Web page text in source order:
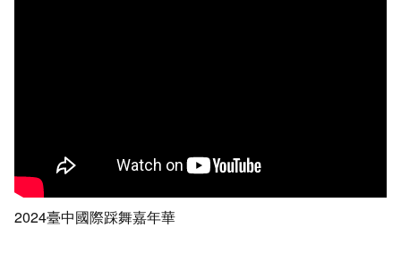
2024臺中國際踩舞嘉年華